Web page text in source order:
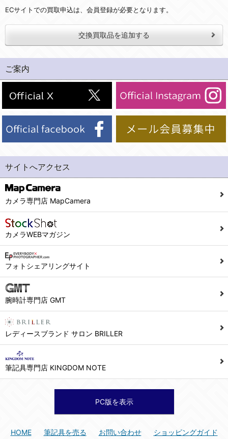
ECサイトでの買取申込は、会員登録が必要となります。
交換買取品を追加する
ご案内
サイトへアクセス
カメラ専門店 MapCamera
カメラWEBマガジン
フォトシェアリングサイト
腕時計専門店 GMT
レディースブランド サロン BRILLER
筆記具専門店 KINGDOM NOTE
PC版を表示
HOME 筆記具を売る お問い合わせ ショッピングガイド